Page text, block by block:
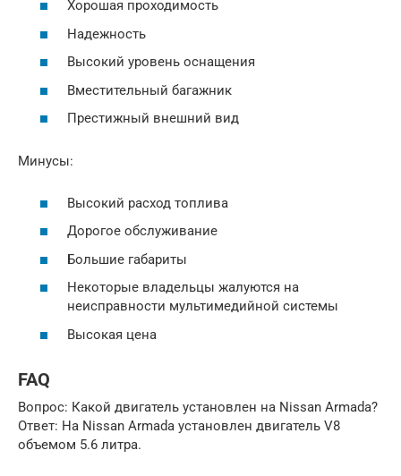
Хорошая проходимость
Надежность
Высокий уровень оснащения
Вместительный багажник
Престижный внешний вид
Минусы:
Высокий расход топлива
Дорогое обслуживание
Большие габариты
Некоторые владельцы жалуются на
неисправности мультимедийной системы
Высокая цена
FAQ
Вопрос: Какой двигатель установлен на Nissan Armada?
Ответ: На Nissan Armada установлен двигатель V8
объемом 5.6 литра.